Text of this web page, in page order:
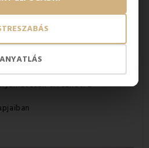
előnyei
meleg
puhaságát
élvezheti a